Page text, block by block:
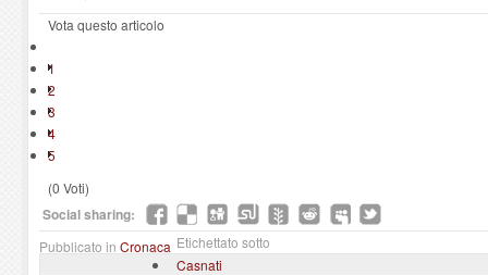
Vota questo articolo
1
2
3
4
5
(0 Voti)
Social sharing:
Pubblicato in Cronaca Etichettato sotto
Casnati